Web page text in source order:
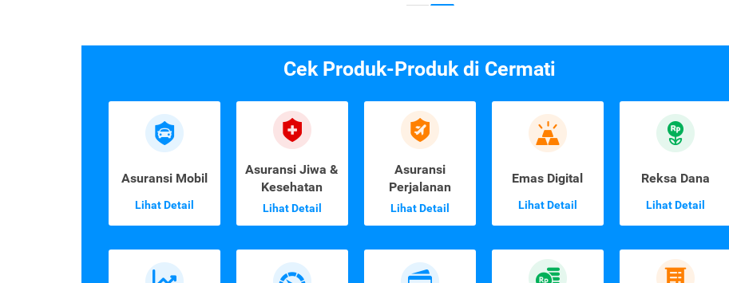
Cek Produk-Produk di Cermati
Asuransi Mobil
Lihat Detail
Asuransi Jiwa &
Kesehatan
Lihat Detail
Asuransi
Perjalanan
Lihat Detail
Emas Digital
Lihat Detail
Reksa Dana
Lihat Detail